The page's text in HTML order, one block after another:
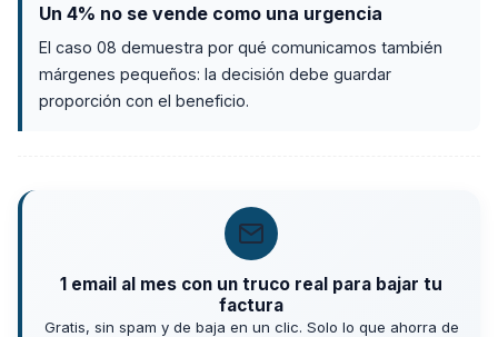
Un 4% no se vende como una urgencia
El caso 08 demuestra por qué comunicamos también
márgenes pequeños: la decisión debe guardar
proporción con el beneficio.
1 email al mes con un truco real para bajar tu
factura
Gratis, sin spam y de baja en un clic. Solo lo que ahorra de